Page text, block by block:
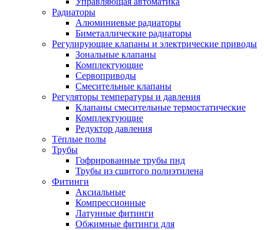
Радиаторы
Алюминиевые радиаторы
Биметаллические радиаторы
Регулирующие клапаны и электрические приводы
Зональные клапаны
Комплектующие
Сервоприводы
Смесительные клапаны
Регуляторы температуры и давления
Клапаны смесительные термостатические
Комплектующие
Редуктор давления
Тёплые полы
Трубы
Гофрированные трубы пнд
Трубы из сшитого полиэтилена
Фитинги
Аксиальные
Компрессионные
Латунные фитинги
Обжимные фитинги для